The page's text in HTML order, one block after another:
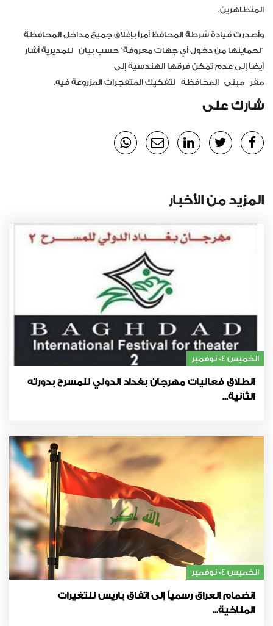
المتظاهرين.
وأصدرت قيادة شرطة المحافظ أمراً بإغلاق جميع مداخل المحافظة
“لحمايتها من دخول أي جهات معروفة” حسب بيان للمديرية أشار
أيضاً إلى عدم تمكن فرقها الهندسية إلى
مقر مبنى المحافظة لتفكيك المتفجرات المزروعة فيه.
شارك على
المزيد من الأخبار
الخميس 04 نوفمبر
انطلاق فعاليات مهرجان بغداد الدولي للمسرح بدورته
الثانية...
الخميس 04 نوفمبر
انضمام العراق رسمياً إلى اتفاق باريس للتغيرات
المناخية...